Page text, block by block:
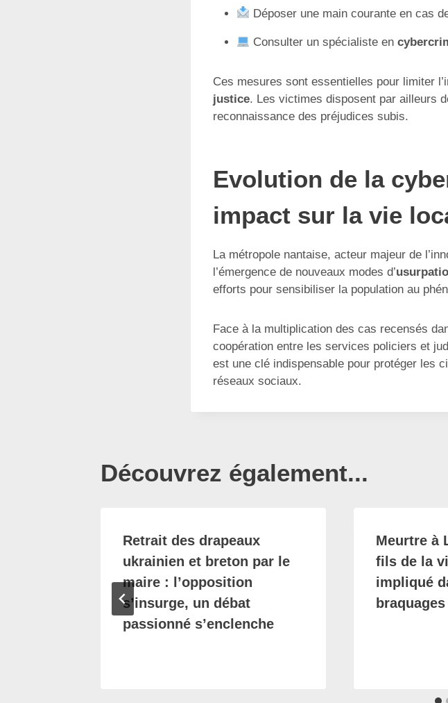
Déposer une main courante en cas
Consulter un spécialiste en
Ces mesures sont essentielles pour limiter
justice. Les victimes disposent par ailleurs
reconnaissance des préjudices subis.
Evolution de la
impact sur la vie
La métropole nantaise, acteur majeur de
l’émergence de nouveaux modes d’
efforts pour sensibiliser la population au
Face à la multiplication des cas recensés
coopération entre les services policiers et
est une clé indispensable pour protéger les
réseaux sociaux.
Découvrez également...
Retrait des drapeaux
ukrainien et breton par le
maire : l’opposition
s’insurge, un débat
passionné s’enclenche
Meurtre à
fils de la
impliqué
braquages